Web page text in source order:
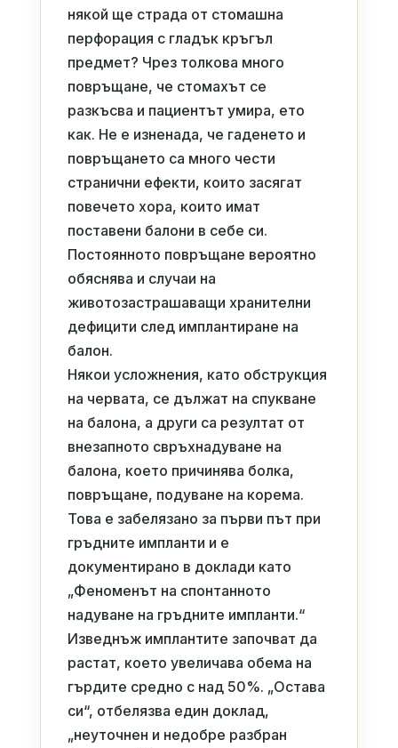
някой ще страда от стомашна
перфорация с гладък кръгъл
предмет? Чрез толкова много
повръщане, че стомахът се
разкъсва и пациентът умира, ето
как. Не е изненада, че гаденето и
повръщането са много чести
странични ефекти, които засягат
повечето хора, които имат
поставени балони в себе си.
Постоянното повръщане вероятно
обяснява и случаи на
животозастрашаващи хранителни
дефицити след имплантиране на
балон.
Някои усложнения, като обструкция
на червата, се дължат на спукване
на балона, а други са резултат от
внезапното свръхнадуване на
балона, което причинява болка,
повръщане, подуване на корема.
Това е забелязано за първи път при
гръдните импланти и е
документирано в доклади като
„Феноменът на спонтанното
надуване на гръдните импланти.“
Изведнъж имплантите започват да
растат, което увеличава обема на
гърдите средно с над 50%. „Остава
си“, отбелязва един доклад,
„неуточнен и недобре разбран